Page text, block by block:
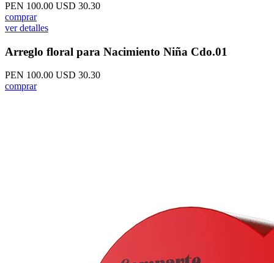
PEN 100.00 USD 30.30
comprar
ver detalles
Arreglo floral para Nacimiento Niña Cdo.01
PEN 100.00 USD 30.30
comprar